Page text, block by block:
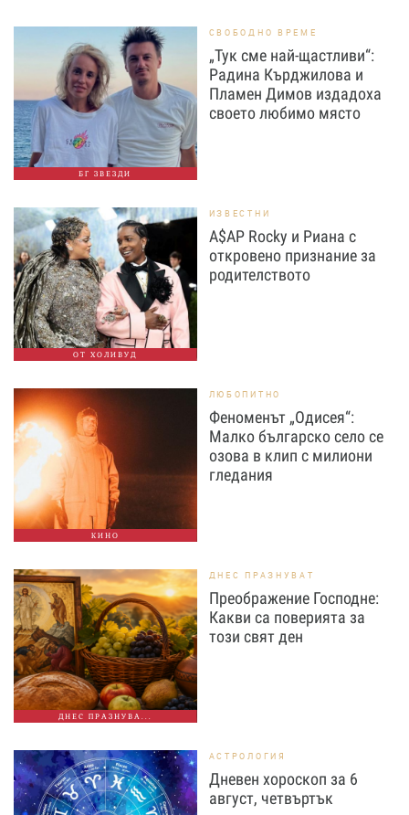
БГ ЗВЕЗДИ
СВОБОДНО ВРЕМЕ
„Тук сме най-щастливи“:
Радина Кърджилова и
Пламен Димов издадоха
своето любимо място
ОТ ХОЛИВУД
ИЗВЕСТНИ
A$AP Rocky и Риана с
откровено признание за
родителството
КИНО
ЛЮБОПИТНО
Феноменът „Одисея“:
Малко българско село се
озова в клип с милиони
гледания
ДНЕС ПРАЗНУВА...
ДНЕС ПРАЗНУВАТ
Преображение Господне:
Какви са поверията за
този свят ден
АСТРОЛОГИЯ
Дневен хороскоп за 6
август, четвъртък